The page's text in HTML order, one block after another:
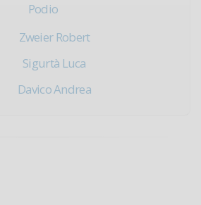
Podio
Zweier Robert
Sigurtà Luca
Davico Andrea